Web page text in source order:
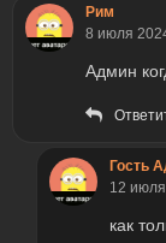
Рим
8 июля
Админ
Гость
12
как